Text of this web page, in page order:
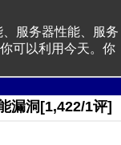
服务器性能、服务
可以利用今天。你
漏洞[1,422/1评]